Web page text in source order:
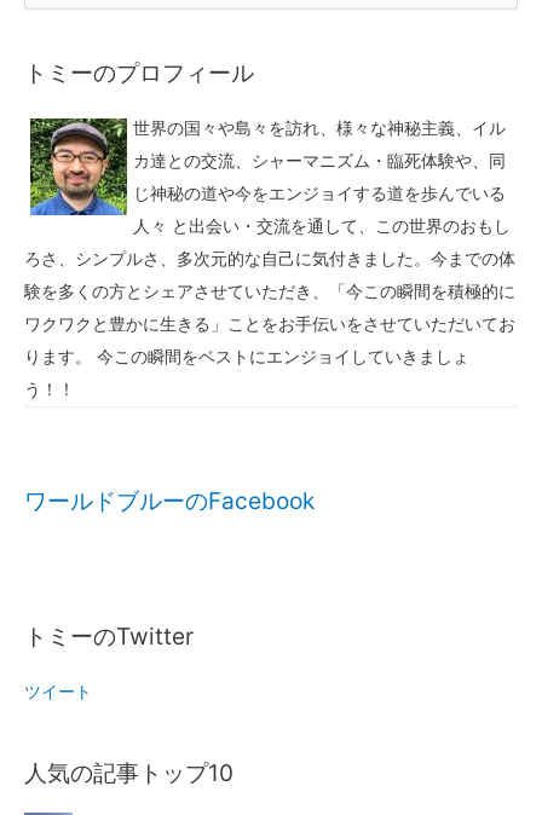
トミーのプロフィール
世界の国々や島々を訪れ、様々な神秘主義、イル
カ達との交流、シャーマニズム・臨死体験や、同
じ神秘の道や今をエンジョイする道を歩んでいる
人々 と出会い・交流を通して、この世界のおもし
ろさ、シンプルさ、多次元的な自己に気付きました。今までの体
験を多くの方とシェアさせていただき、「今この瞬間を積極的に
ワクワクと豊かに生きる」ことをお手伝いをさせていただいてお
ります。 今この瞬間をベストにエンジョイしていきましょ
う！！
ワールドブルーのFacebook
トミーのTwitter
ツイート
人気の記事トップ10